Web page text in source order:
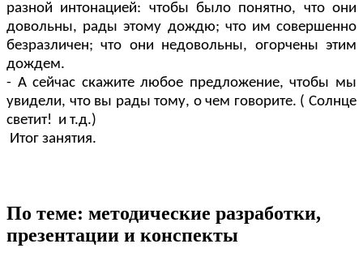
разной интонацией: чтобы было понятно, что они
довольны, рады этому дождю; что им совершенно
безразличен; что они недовольны, огорчены этим
дождем.
- А сейчас скажите любое предложение, чтобы мы
увидели, что вы рады тому, о чем говорите. ( Солнце
светит! и т.д.)
Итог занятия.
По теме: методические разработки,
презентации и конспекты